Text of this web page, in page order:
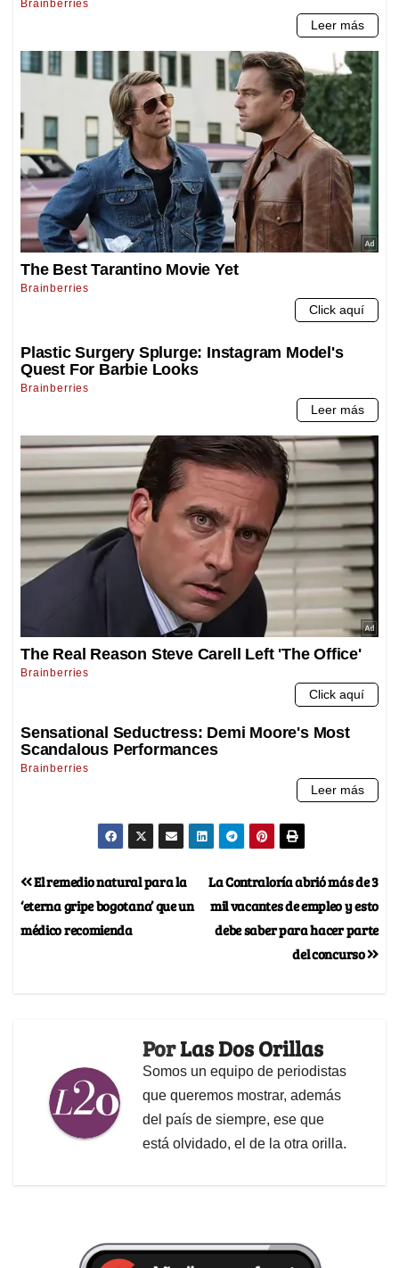
La Contraloría abrió más de 3
mil vacantes de empleo y esto
debe saber para hacer parte
del concurso
El remedio natural para la
‘eterna gripe bogotana’ que un
médico recomienda
PorLas Dos Orillas
Somos un equipo de periodistas
que queremos mostrar, además
del país de siempre, ese que
está olvidado, el de la otra orilla.